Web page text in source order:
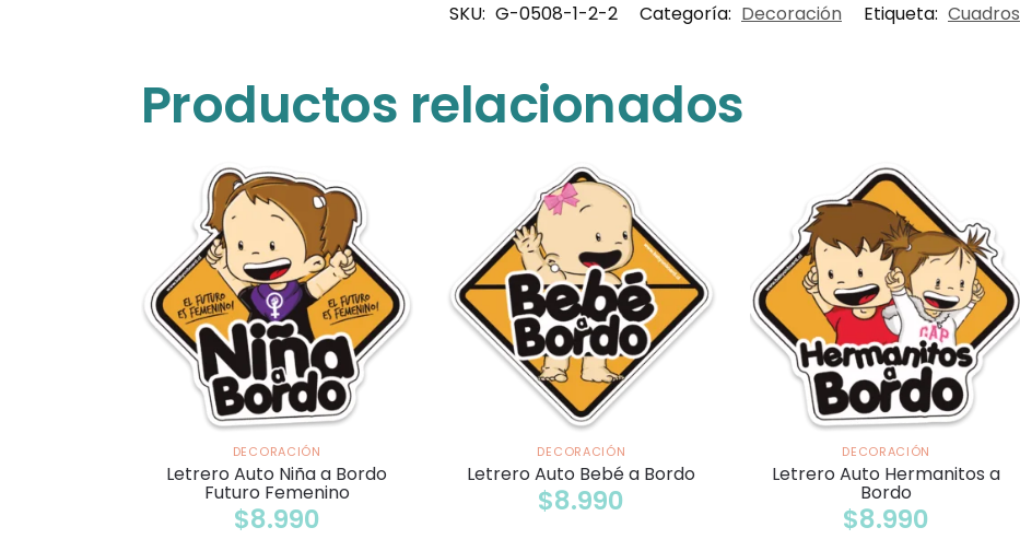
SKU: G-0508-1-2-2 Categoría: Decoración Etiqueta: Cuadros
Productos relacionados
DECORACIÓN
Letrero Auto Niña a Bordo
Futuro Femenino
$8.990
DECORACIÓN
Letrero Auto Bebé a Bordo
$8.990
DECORACIÓN
Letrero Auto Hermanitos a
Bordo
$8.990